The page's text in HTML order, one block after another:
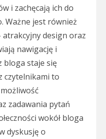
i zachęcają ich do
Ważne jest również
design oraz
nawigację i
bloga staje się
czytelnikami to
zadawania pytań
wokół bloga
dyskusję o